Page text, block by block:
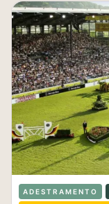
ADESTRAMENTO